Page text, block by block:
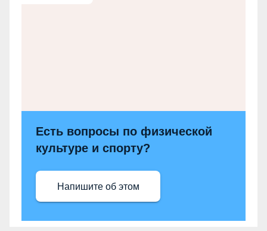
Есть вопросы по физической
культуре и спорту?
Напишите об этом